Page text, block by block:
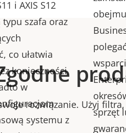
i AXIS S12
szafa oraz
co ułatwia
konieczności
w
systemu z
sprzęt
rozwiązanie. Użyj